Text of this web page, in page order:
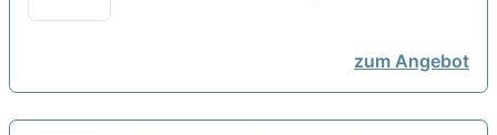
zum Angebot